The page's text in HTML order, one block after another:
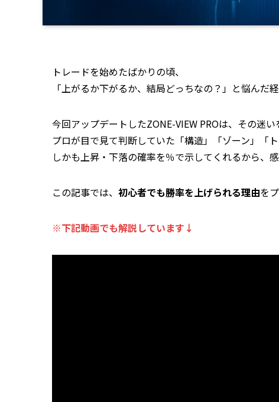
トレードを始めたばかりの頃、
「上がるか下がるか、結局どっちなの？」と悩んだ
今回アップデートしたZONE-VIEW PROは、その迷
プロが目で見て判断していた「構造」「ゾーン」「
しかも上昇・下落の確率を％で示してくれるから、
この記事では、 初心者でも勝率を上げられる理由を
※下記動画でも解説しています↓